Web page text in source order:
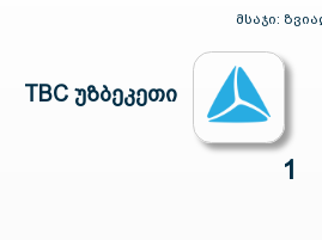
მსაჯი:
TBC უზბეკეთი
1